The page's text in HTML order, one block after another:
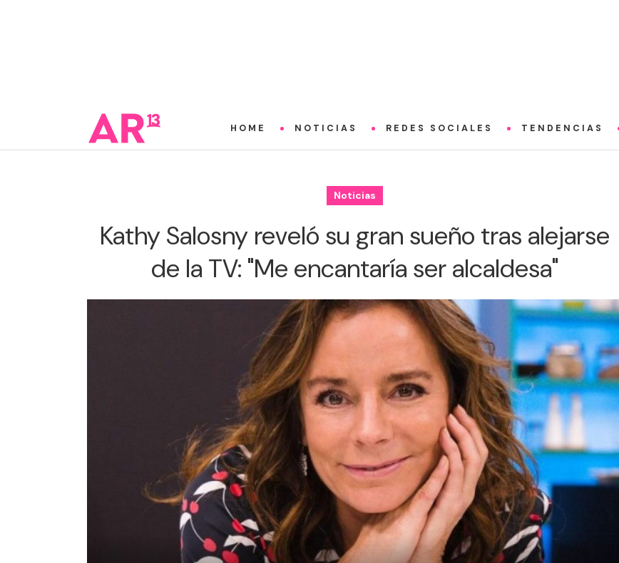
HOME NOTICIAS REDES SOCIALES TENDENCIAS
Noticias
Kathy Salosny reveló su gran sueño tras alejarse
de la TV: "Me encantaría ser alcaldesa"